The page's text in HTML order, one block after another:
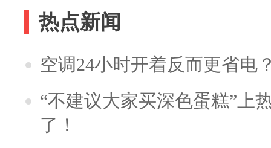
热点新闻
空调24小时开着反而更省电
“不建议大家买深色蛋糕”上
了！